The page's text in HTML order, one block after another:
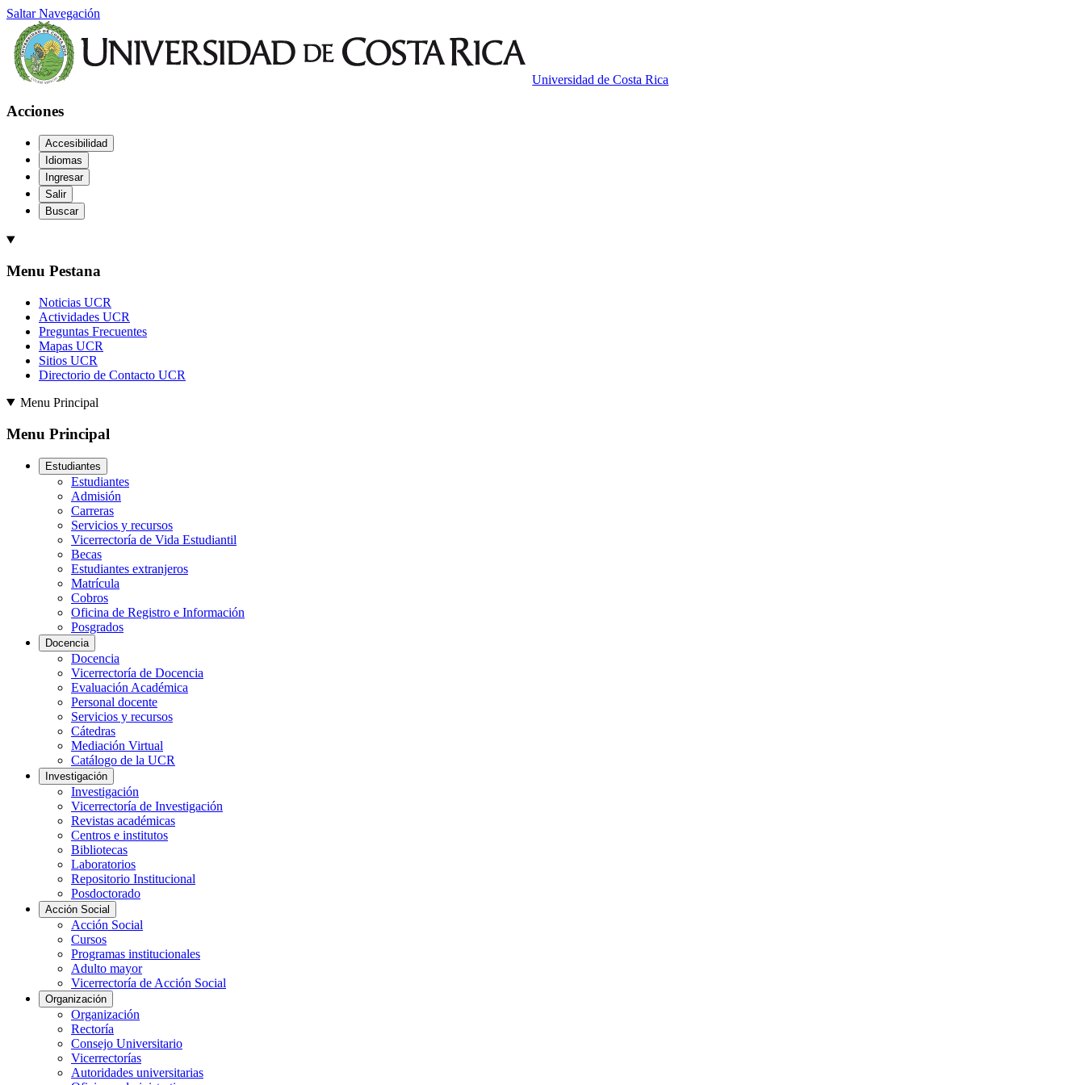
Saltar Navegación
Universidad de Costa Rica
Acciones
Accesibilidad
Idiomas
Ingresar
Salir
Buscar
Menu Pestana
Noticias UCR
Actividades UCR
Preguntas Frecuentes
Mapas UCR
Sitios UCR
Directorio de Contacto UCR
Menu Principal
Menu Principal
Estudiantes
Estudiantes
Admisión
Carreras
Servicios y recursos
Vicerrectoría de Vida Estudiantil
Becas
Estudiantes extranjeros
Matrícula
Cobros
Oficina de Registro e Información
Posgrados
Docencia
Docencia
Vicerrectoría de Docencia
Evaluación Académica
Personal docente
Servicios y recursos
Cátedras
Mediación Virtual
Catálogo de la UCR
Investigación
Investigación
Vicerrectoría de Investigación
Revistas académicas
Centros e institutos
Bibliotecas
Laboratorios
Repositorio Institucional
Posdoctorado
Acción Social
Acción Social
Cursos
Programas institucionales
Adulto mayor
Vicerrectoría de Acción Social
Organización
Organización
Rectoría
Consejo Universitario
Vicerrectorías
Autoridades universitarias